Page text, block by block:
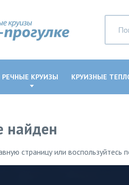
РЕЧНЫЕ КРУИЗЫ КРУИЗНЫЕ
найден
страницу или воспользуйтесь